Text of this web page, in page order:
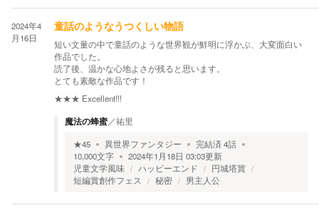
2024年4
月16日
童話のようなうつくしい物語
短い文量の中で童話のような世界観が鮮明に浮かぶ、大変面白い
作品でした。
読了後、温かな心地よさが残ると思います。
とても素敵な作品です！
★★★ Excellent!!!
魔法の蜂蜜／祐里
★45 異世界ファンタジー 完結済4話
10,000文字 2024年1月18日 03:03更新
児童文学風味
ハッピーエンド
円城塔賞
短編賞創作フェス
秘密 男主人公